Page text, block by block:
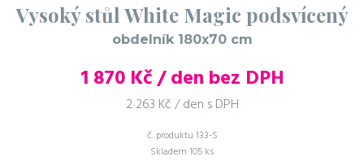
Vysoký stůl White Magic podsvícený
obdelník 180x70 cm
1 870Kč / den bez DPH
2 263 Kč / den s DPH
č. produktu 133-S
Skladem 105 ks